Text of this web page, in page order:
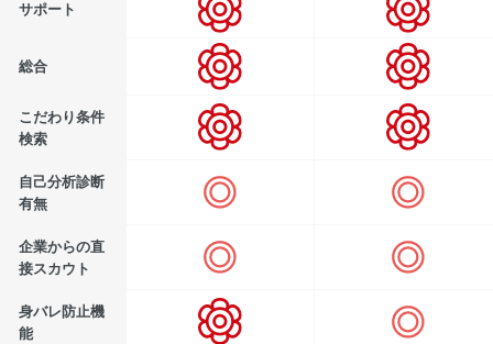
サポート
総合
こだわり条件
検索
自己分析診断
有無
企業からの直
接スカウト
身バレ防止機
能